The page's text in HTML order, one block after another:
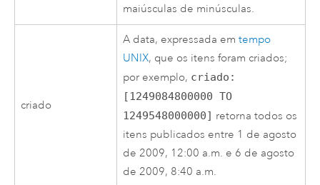
maiúsculas de minúsculas.
criado
A data, expressada emtempo
UNIX, que os itens foram criados;
por exemplo, criado:
[1249084800000 TO
1249548000000] retorna todos os
itens publicados entre 1 de agosto
de 2009, 12:00 a.m. e 6 de agosto
de 2009, 8:40 a.m.